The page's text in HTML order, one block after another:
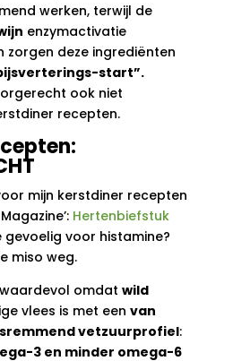
werken, terwijl de
enzymactivatie
zorgen deze ingrediënten
start”.
ook niet
recepten.
mijn kerstdiner recepten
Hertenbiefstuk
gevoelig voor histamine?
miso weg.
omdat wild
vlees is met een van
vetzuurprofiel:
3 en minder omega-6